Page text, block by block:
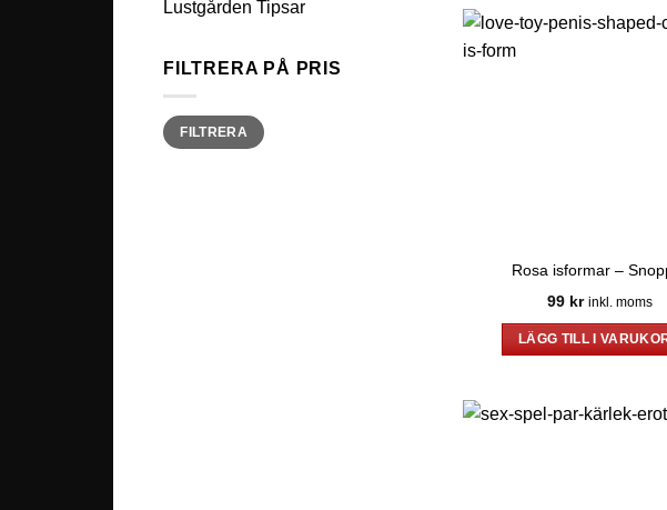
Lustgården Tipsar
FILTRERA PÅ PRIS
Min
pris
Max
prisFILTRERA
Rosa isformar –
99 kr inkl. moms
LÄGG TILL I